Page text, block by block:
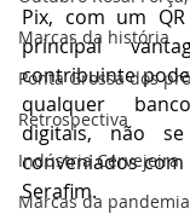
Marcas da história
Ponta Grossa dos
Retrospectiva
Indústria Cervejeira
Marcas da pandemia
Pix, com um
principal
contribuinte
qualquer
digitais, não
conveniados com
Serafim.